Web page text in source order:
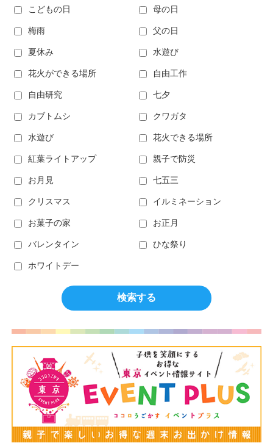
こどもの日 母の日
梅雨 父の日
夏休み 水遊び
花火ができる場所 自由工作
自由研究 七夕
カブトムシ クワガタ
水遊び 花火できる場所
紅葉ライトアップ 親子で防災
お月見 七五三
クリスマス イルミネーション
お菓子の家 お正月
バレンタイン ひな祭り
ホワイトデー